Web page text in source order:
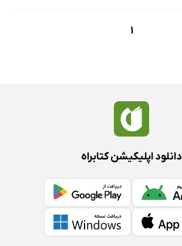
1
دانلود اپلیکیشن کتابراه